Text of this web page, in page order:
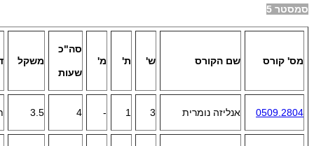
סמסטר 5
מס' קורס שם הקורס ש' ת' מ'
סה"כ
שעות
משקל
0509.2804 אנליזה נומרית 3
1
-
4
3.5